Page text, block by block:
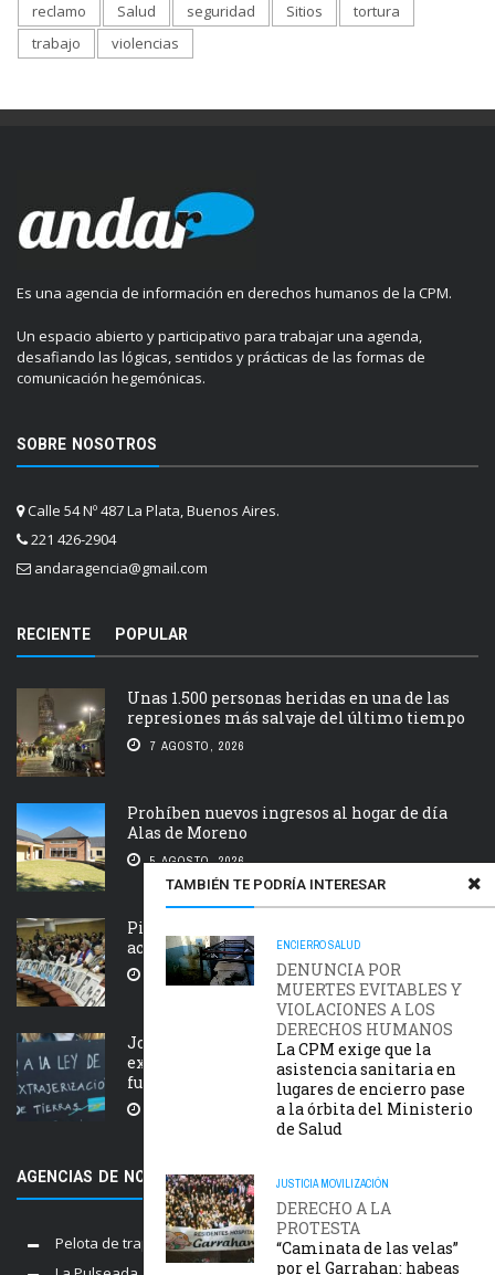
TAMBIÉN TE PODRÍA INTERESAR
ENCIERROSALUD
DENUNCIA POR
MUERTES EVITABLES Y
VIOLACIONES A LOS
DERECHOS HUMANOS
La CPM exige que la
asistencia sanitaria en
lugares de encierro pase
a la órbita del Ministerio
de Salud
JUSTICIA MOVILIZACIÓN
DERECHO A LA
PROTESTA
“Caminata de las velas”
por el Garrahan: habeas
reclamo
Salud seguridad Sitios
tortura
trabajo
violencias
Es una agencia de información en derechos humanos de la CPM.
Un espacio abierto y participativo para trabajar una agenda,
desafiando las lógicas, sentidos y prácticas de las formas de
comunicación hegemónicas.
SOBRE NOSOTROS
Calle 54 Nº 487 La Plata, Buenos Aires.
221 426-2904
andaragencia@gmail.com
RECIENTE POPULAR
Unas 1.500 personas heridas en una de las
represiones más salvaje del último tiempo
7 AGOSTO, 2026
Prohíben nuevos ingresos al hogar de día
Alas de Moreno
5 AGOSTO, 2026
Piden que el Tribunal Federal 2 de Rosario
acelere el juicio Saint Amant IV
5 AGOSTO, 2026
Jornada nacional en rechazo a la
extranjerización de tierras, manejo del
fuego y desalojos
AGENCIAS DE NOTICIAS AMIGAS
Pelota de trapo